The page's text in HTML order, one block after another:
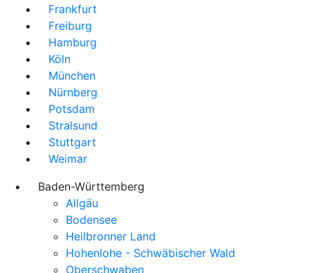
Frankfurt
Freiburg
Hamburg
Köln
München
Nürnberg
Potsdam
Stralsund
Stuttgart
Weimar
Baden-Württemberg
Allgäu
Bodensee
Heilbronner Land
Hohenlohe - Schwäbischer Wald
Oberschwaben